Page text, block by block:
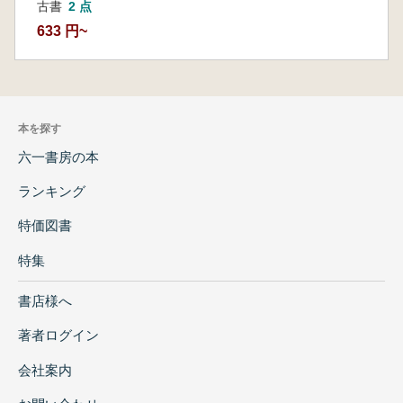
古書 2 点
633 円~
本を探す
六一書房の本
ランキング
特価図書
特集
書店様へ
著者ログイン
会社案内